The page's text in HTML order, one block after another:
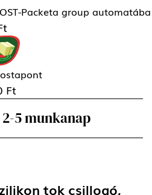
Packeta group automatába
Ft
5 munkanap
tok csillogó,